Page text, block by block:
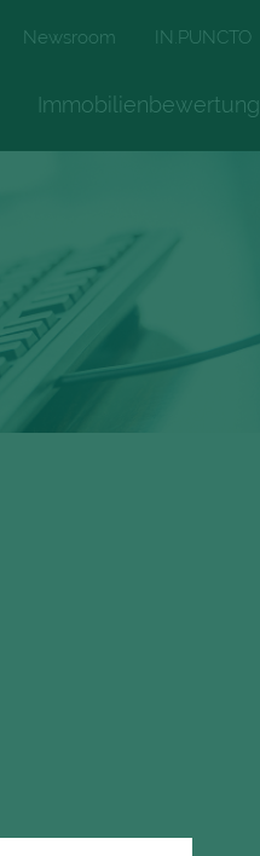
Newsroom IN.PUNCTO
Immobilienbewertung